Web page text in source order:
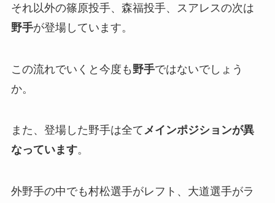
それ以外の篠原投手、森福投手、スアレスの次は
野手が登場しています。
この流れでいくと今度も 野手ではないでしょう
か。
また、登場した野手は全てメインポジションが異
なっています。
外野手の中でも村松選手がレフト、大道選手がラ